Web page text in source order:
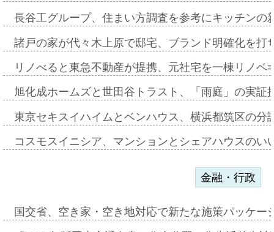
長谷工グループ、住まい方調査を参考にキッチン
諸戸の家が代々木上原で邸宅、ブランド明確化を
リノべると東急不動産が提携、元社宅を一棟リノ
旭化成ホームズと世田谷トラスト、「雨庭」の実
東京セキスイハイムとベンハウス、横浜都筑区の
コスモスイニシア、マンションとシェアハウスの
金融・行政
国交省、空き家・空き地対応で新たな施策パッケ